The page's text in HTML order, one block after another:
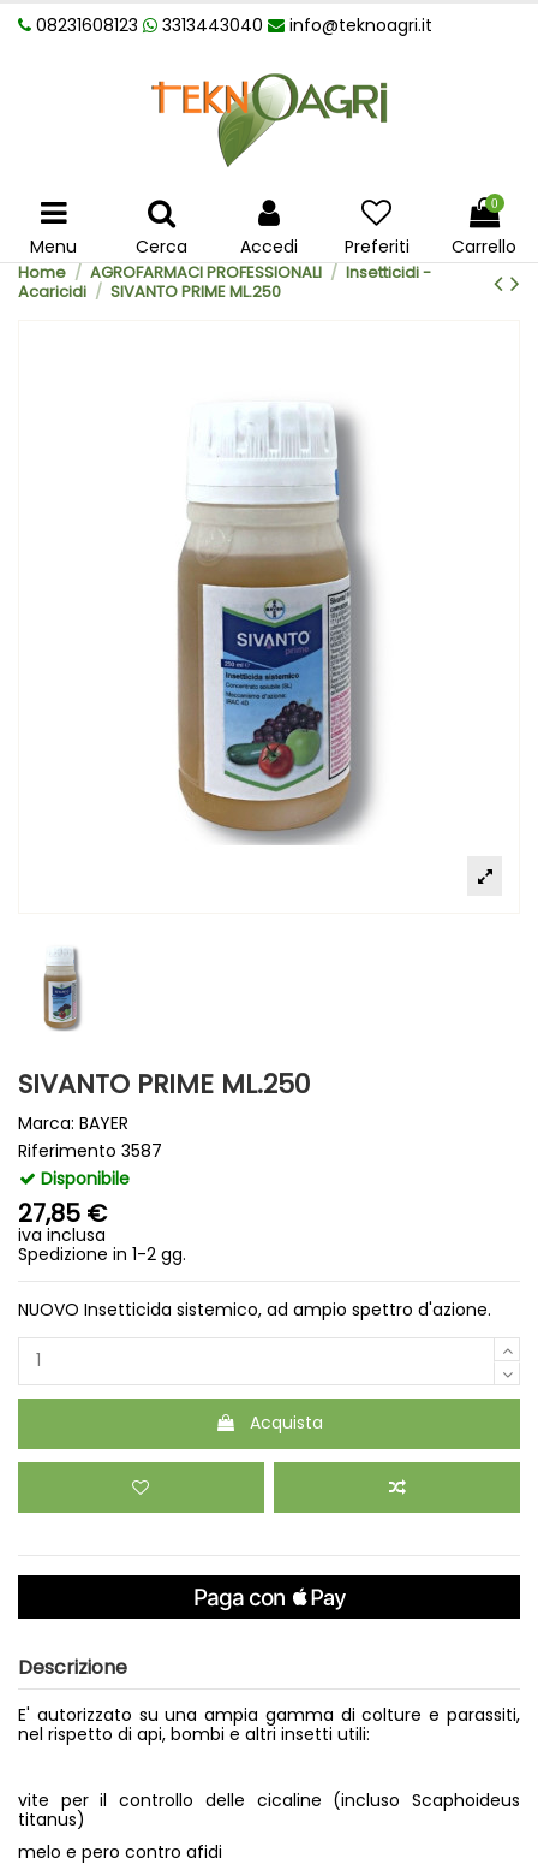
08231608123 3313443040 info@teknoagri.it
Menu Cerca Accedi Preferiti
0
Carrello
Home AGROFARMACI PROFESSIONALI
Insetticidi -
Acaricidi
SIVANTO PRIME ML.250
SIVANTO PRIME ML.250
Marca: BAYER
Riferimento 3587
Disponibile
27,85 €
iva inclusa
Spedizione in 1-2 gg.
NUOVO Insetticida sistemico, ad ampio spettro d'azione.
Acquista
Descrizione
E' autorizzato su una ampia gamma di colture e parassiti,
nel rispetto di api, bombi e altri insetti utili:
vite per il controllo delle cicaline (incluso Scaphoideus
titanus)
melo e pero contro afidi